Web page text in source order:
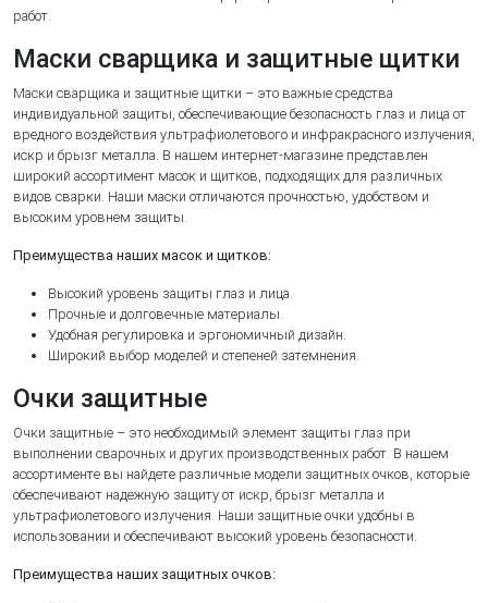
работ.
Маски сварщика и защитные щитки
Маски сварщика и защитные щитки – это важные средства
индивидуальной защиты, обеспечивающие безопасность глаз и лица от
вредного воздействия ультрафиолетового и инфракрасного излучения,
искр и брызг металла. В нашем интернет-магазине представлен
широкий ассортимент масок и щитков, подходящих для различных
видов сварки. Наши маски отличаются прочностью, удобством и
высоким уровнем защиты.
Преимущества наших масок и щитков:
Высокий уровень защиты глаз и лица.
Прочные и долговечные материалы.
Удобная регулировка и эргономичный дизайн.
Широкий выбор моделей и степеней затемнения.
Очки защитные
Очки защитные – это необходимый элемент защиты глаз при
выполнении сварочных и других производственных работ. В нашем
ассортименте вы найдете различные модели защитных очков, которые
обеспечивают надежную защиту от искр, брызг металла и
ультрафиолетового излучения. Наши защитные очки удобны в
использовании и обеспечивают высокий уровень безопасности.
Преимущества наших защитных очков: